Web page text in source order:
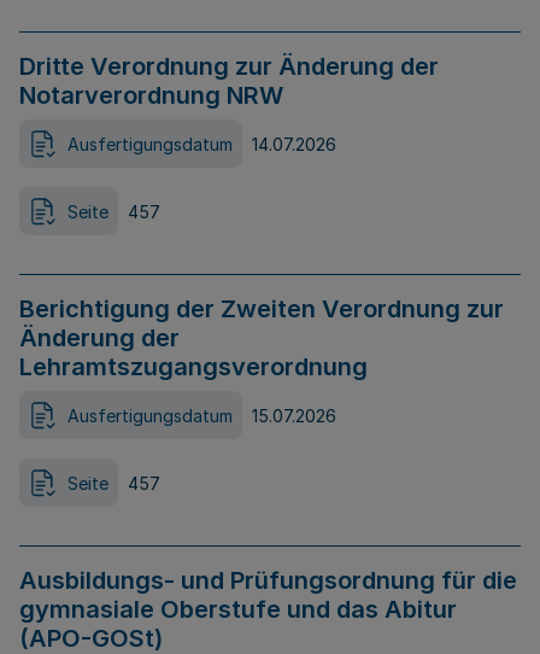
Dritte Verordnung zur Änderung der
Notarverordnung NRW
Ausfertigungsdatum 14.07.2026
Seite 457
Berichtigung der Zweiten Verordnung zur
Änderung der
Lehramtszugangsverordnung
Ausfertigungsdatum 15.07.2026
Seite 457
Ausbildungs- und Prüfungsordnung für die
gymnasiale Oberstufe und das Abitur
(APO-GOSt)